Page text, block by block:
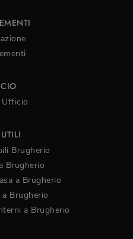
Brugherio
Brugherio
a Brugherio
Brugherio
a Brugherio